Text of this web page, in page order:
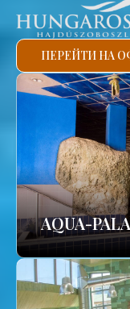
ПЕРЕЙТИ НА
AQUA-